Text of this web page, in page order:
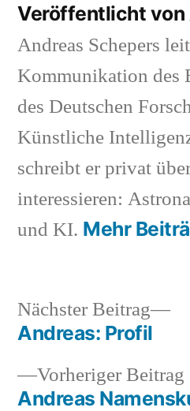
Veröffentlicht von
Andreas Schepers
Kommunikation des
des Deutschen
Künstliche
schreibt er privat
interessieren:
und KI. Mehr
Vorheriger Beitrag
Andreas
Nächster Beitrag
Andreas: Profil